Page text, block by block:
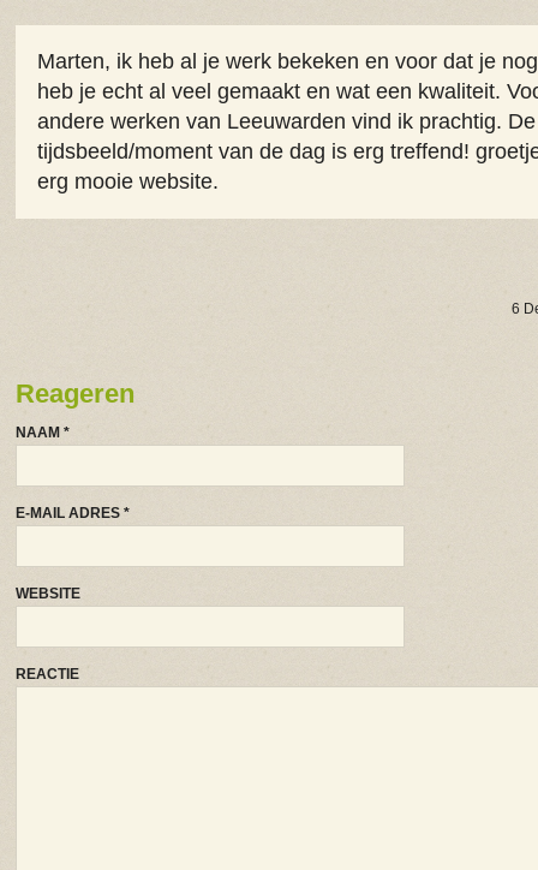
Marten, ik heb al je werk bekeken en voor dat je
heb je echt al veel gemaakt en wat een kwaliteit.
andere werken van Leeuwarden vind ik prachtig.
tijdsbeeld/moment van de dag is erg treffend!
erg mooie website.
6
Reageren
NAAM *
E-MAIL ADRES *
WEBSITE
REACTIE